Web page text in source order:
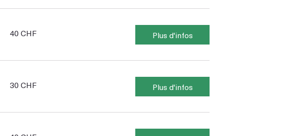
francs
40 CHF Plus d'infos
francs
30 CHF Plus d'infos